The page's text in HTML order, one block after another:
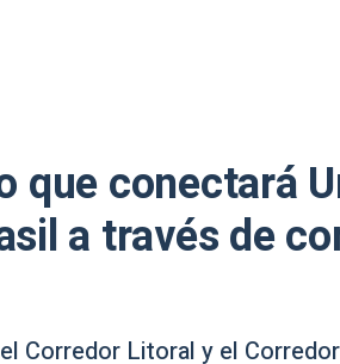
que conectará
a través de
Corredor Litoral y el